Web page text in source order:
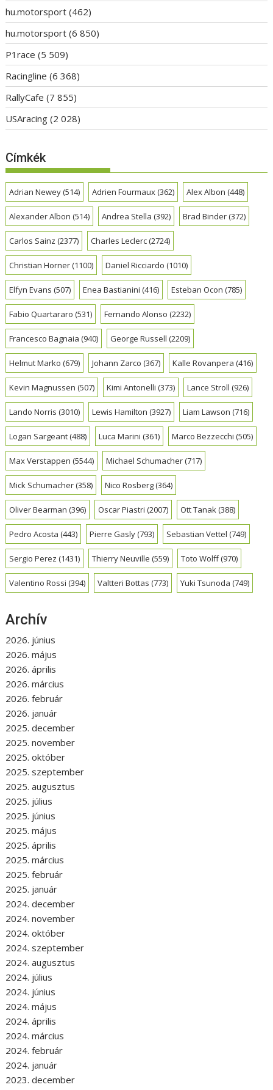
hu.motorsport (462)
hu.motorsport (6 850)
P1race (5 509)
Racingline (6 368)
RallyCafe (7 855)
USAracing (2 028)
Címkék
Adrian Newey(514) Adrien Fourmaux(362) Alex Albon (448)
Alexander Albon (514) Andrea Stella (392) Brad Binder(372)
Carlos Sainz (2377) Charles Leclerc(2724)
Christian Horner(1100) Daniel Ricciardo (1010)
Elfyn Evans (507) Enea Bastianini (416) Esteban Ocon (785)
Fabio Quartararo (531) Fernando Alonso (2232)
Francesco Bagnaia (940) George Russell (2209)
Helmut Marko (679) Johann Zarco (367) Kalle Rovanpera (416)
Kevin Magnussen (507) Kimi Antonelli (373) Lance Stroll (926)
Lando Norris (3010) Lewis Hamilton (3927) Liam Lawson (716)
Logan Sargeant(488) Luca Marini (361) Marco Bezzecchi (505)
Max Verstappen (5544) Michael Schumacher(717)
Mick Schumacher(358) Nico Rosberg(364)
Oliver Bearman (396) Oscar Piastri (2007) Ott Tanak(388)
Pedro Acosta (443) Pierre Gasly(793) Sebastian Vettel (749)
Sergio Perez (1431) Thierry Neuville (559) Toto Wolff(970)
Valentino Rossi (394) Valtteri Bottas (773) Yuki Tsunoda (749)
Archív
2026. június
2026. május
2026. április
2026. március
2026. február
2026. január
2025. december
2025. november
2025. október
2025. szeptember
2025. augusztus
2025. július
2025. június
2025. május
2025. április
2025. március
2025. február
2025. január
2024. december
2024. november
2024. október
2024. szeptember
2024. augusztus
2024. július
2024. június
2024. május
2024. április
2024. március
2024. február
2024. január
2023. december